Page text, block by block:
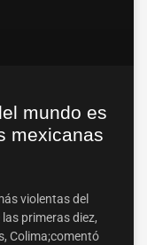
mundo es
mexicanas
violentas del
primeras diez,
Colima;comentó